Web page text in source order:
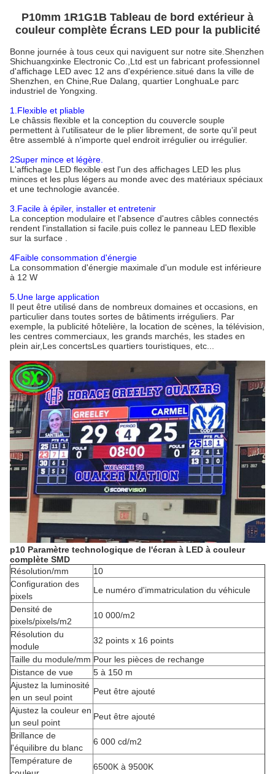
P10mm 1R1G1B Tableau de bord extérieur à
couleur complète Écrans LED pour la publicité
Bonne journée à tous ceux qui naviguent sur notre site.Shenzhen
Shichuangxinke Electronic Co.,Ltd est un fabricant professionnel
d'affichage LED avec 12 ans d'expérience.situé dans la ville de
Shenzhen, en Chine,Rue Dalang, quartier LonghuaLe parc
industriel de Yongxing.
1.Flexible et pliable
Le châssis flexible et la conception du couvercle souple
permettent à l'utilisateur de le plier librement, de sorte qu'il peut
être assemblé à n'importe quel endroit irrégulier ou irrégulier.
2Super mince et légère.
L'affichage LED flexible est l'un des affichages LED les plus
minces et les plus légers au monde avec des matériaux spéciaux
et une technologie avancée.
3.Facile à épiler, installer et entretenir
La conception modulaire et l'absence d'autres câbles connectés
rendent l'installation si facile.puis collez le panneau LED flexible
sur la surface .
4Faible consommation d'énergie
La consommation d'énergie maximale d'un module est inférieure
à 12 W
5.Une large application
Il peut être utilisé dans de nombreux domaines et occasions, en
particulier dans toutes sortes de bâtiments irréguliers. Par
exemple, la publicité hôtelière, la location de scènes, la télévision,
les centres commerciaux, les grands marchés, les stades en
plein air,Les concertsLes quartiers touristiques, etc...
p10 Paramètre technologique de l'écran à LED à couleur
complète SMD
Résolution/mm
10
Configuration des
pixels
Le numéro d'immatriculation du véhicule
Densité de
pixels/pixels/m2
10 000/m2
Résolution du
module
32 points x 16 points
Taille du module/mm Pour les pièces de rechange
Distance de vue
5 à 150 m
Ajustez la luminosité
en un seul point
Peut être ajouté
Ajustez la couleur en
un seul point
Peut être ajouté
Brillance de
l'équilibre du blanc
6 000 cd/m2
Température de
6500K à 9500K